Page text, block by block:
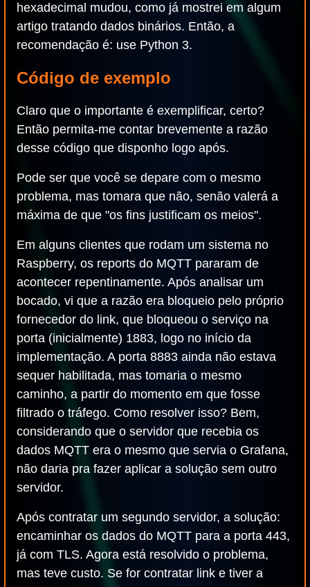
hexadecimal mudou, como já mostrei em algum
artigo tratando dados binários. Então, a
recomendação é: use Python 3.
Código de exemplo
Claro que o importante é exemplificar, certo?
Então permita-me contar brevemente a razão
desse código que disponho logo após.
Pode ser que você se depare com o mesmo
problema, mas tomara que não, senão valerá a
máxima de que "os fins justificam os meios".
Em alguns clientes que rodam um sistema no
Raspberry, os reports do MQTT pararam de
acontecer repentinamente. Após analisar um
bocado, vi que a razão era bloqueio pelo próprio
fornecedor do link, que bloqueou o serviço na
porta (inicialmente) 1883, logo no início da
implementação. A porta 8883 ainda não estava
sequer habilitada, mas tomaria o mesmo
caminho, a partir do momento em que fosse
filtrado o tráfego. Como resolver isso? Bem,
considerando que o servidor que recebia os
dados MQTT era o mesmo que servia o Grafana,
não daria pra fazer aplicar a solução sem outro
servidor.
Após contratar um segundo servidor, a solução:
encaminhar os dados do MQTT para a porta 443,
já com TLS. Agora está resolvido o problema,
mas teve custo. Se for contratar link e tiver a